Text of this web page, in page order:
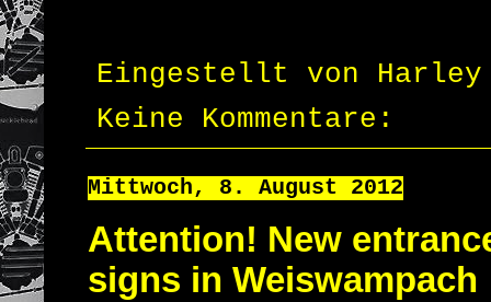
Eingestellt von
Keine Kommentare:
Mittwoch, 8. August 2012
Attention! New
signs in Weiswampach